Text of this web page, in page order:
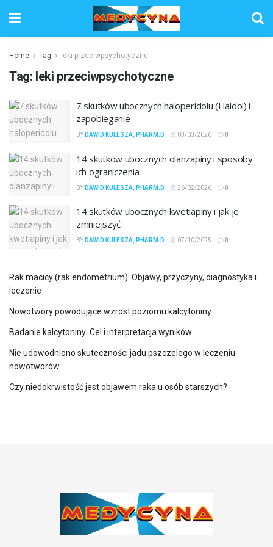
Home Tag leki przeciwpsychotyczne
Tag: leki przeciwpsychotyczne
7 skutków ubocznych haloperidolu (Haldol) i
zapobieganie
BY DAWID KULESZA, PHARM.D 03/03/2026 0
14 skutków ubocznych olanzapiny i sposoby
ich ograniczenia
BY DAWID KULESZA, PHARM.D 26/02/2026 0
14 skutków ubocznych kwetiapiny i jak je
zmniejszyć
BY DAWID KULESZA, PHARM.D 07/10/2025 0
Rak macicy (rak endometrium): Objawy, przyczyny, diagnostyka i
leczenie
Nowotwory powodujące wzrost poziomu kalcytoniny
Badanie kalcytoniny: Cel i interpretacja wyników
Nie udowodniono skuteczności jadu pszczelego w leczeniu
nowotworów
Czy niedokrwistość jest objawem raka u osób starszych?